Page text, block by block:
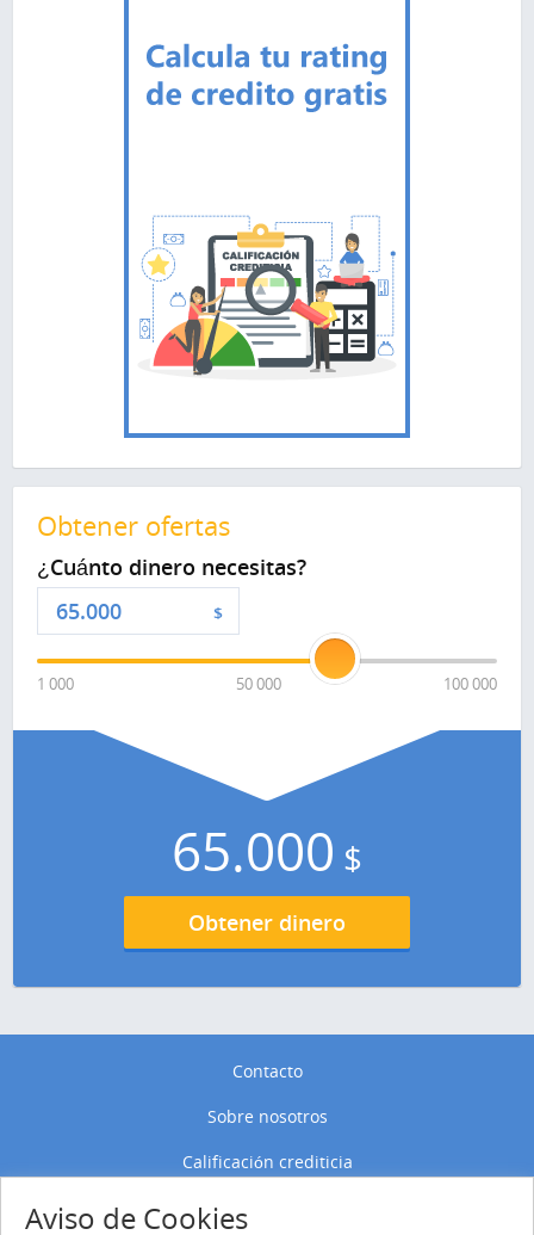
Obtener ofertas
¿Cuánto dinero necesitas?
$
1 000 50 000 100 000
65.000 $
Obtener dinero
Contacto
Sobre nosotros
Calificación crediticia
Política de privacidad
Aviso de Cookies